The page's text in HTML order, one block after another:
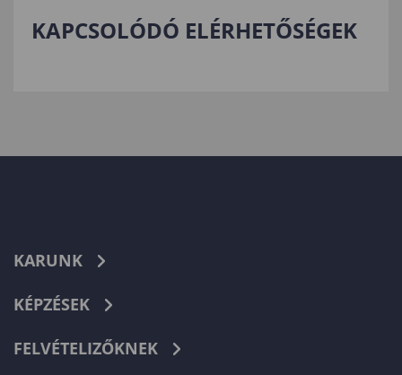
KAPCSOLÓDÓ ELÉRHETŐSÉGEK
KARUNK
KÉPZÉSEK
FELVÉTELIZŐKNEK